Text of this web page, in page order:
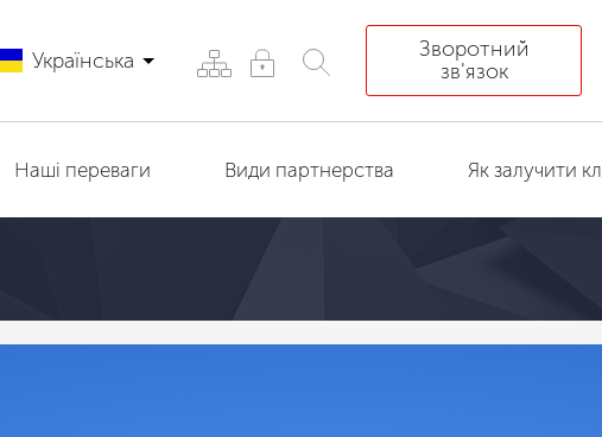
Українська
Зворотний
зв'язок
Наші переваги Види партнерства Як залучити